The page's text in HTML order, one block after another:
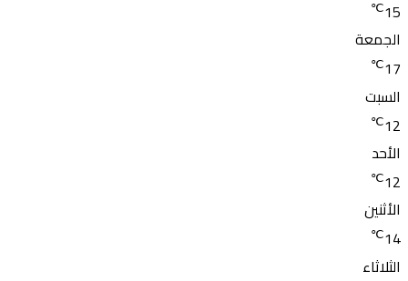
15
℃
الجمعة
17
℃
السبت
12
℃
الأحد
12
℃
الأثنين
14
℃
الثلاثاء